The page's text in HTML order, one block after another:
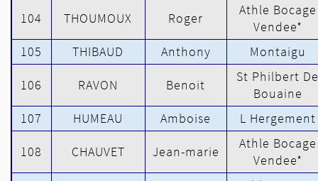
104 THOUMOUX Roger
Athle Bocage
Vendee*
105
THIBAUD Anthony Montaigu
106 RAVON Benoit
St Philbert De
Bouaine
107
HUMEAU Amboise L Hergement
108 CHAUVET Jean-marie
Athle Bocage
Vendee*